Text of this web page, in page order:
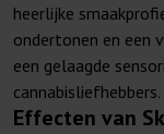
heerlijke
ondertonen en een
een gelaagde
cannabisliefhebbers.
Effecten van